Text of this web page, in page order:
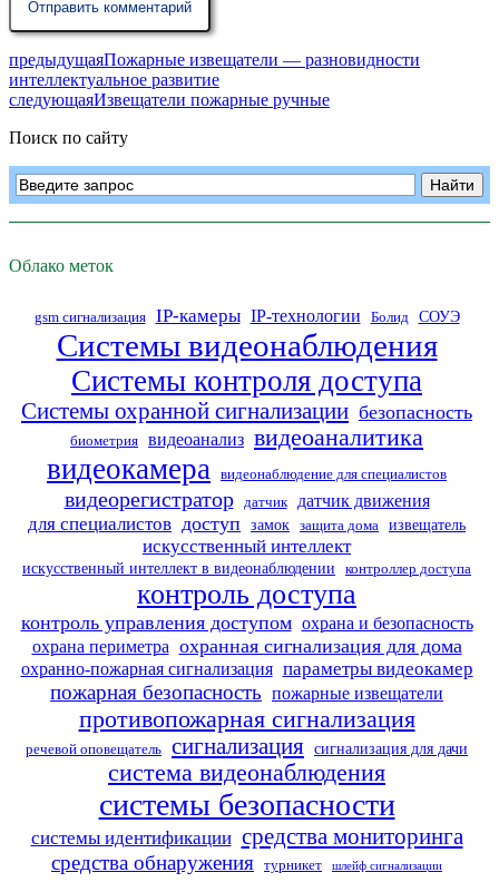
предыдущаяПожарные извещатели — разновидности
интеллектуальное развитие
следующаяИзвещатели пожарные ручные
Поиск по сайту
Облако меток
gsm сигнализация IP-камеры IP-технологии Болид СОУЭ
Системы видеонаблюдения
Системы контроля доступа
Системы охранной сигнализации безопасность
биометрия видеоанализ видеоаналитика
видеокамера видеонаблюдение для специалистов
видеорегистратор датчик датчик движения
для специалистов доступ замок защита дома извещатель
искусственный интеллект
искусственный интеллект в видеонаблюдении контроллер доступа
контроль доступа
контроль управления доступом охрана и безопасность
охрана периметра охранная сигнализация для дома
охранно-пожарная сигнализация параметры видеокамер
пожарная безопасность пожарные извещатели
противопожарная сигнализация
речевой оповещатель сигнализация сигнализация для дачи
система видеонаблюдения
системы безопасности
системы идентификации средства мониторинга
средства обнаружения турникет шлейф сигнализации